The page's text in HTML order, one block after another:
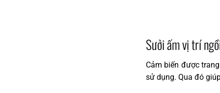
Sưởi ấm vị trí
Cảm biến được
sử dụng. Qua đó